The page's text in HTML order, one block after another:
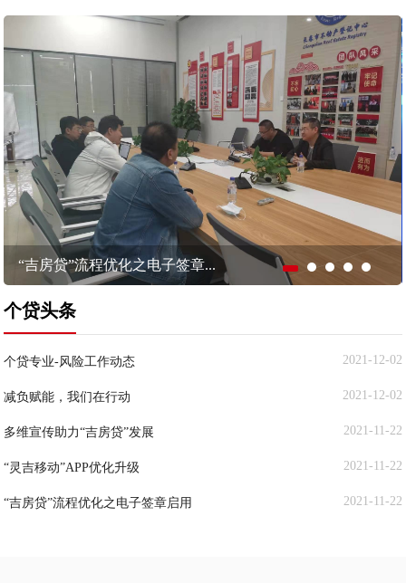
“吉房贷”流程优化之电子签章...
个贷头条
个贷专业-风险工作动态 2021-12-02
减负赋能，我们在行动 2021-12-02
多维宣传助力“吉房贷”发展 2021-11-22
“灵吉移动”APP优化升级 2021-11-22
“吉房贷”流程优化之电子签章启用 2021-11-22